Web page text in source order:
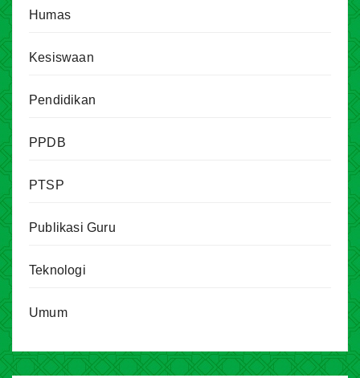
Humas
Kesiswaan
Pendidikan
PPDB
PTSP
Publikasi Guru
Teknologi
Umum